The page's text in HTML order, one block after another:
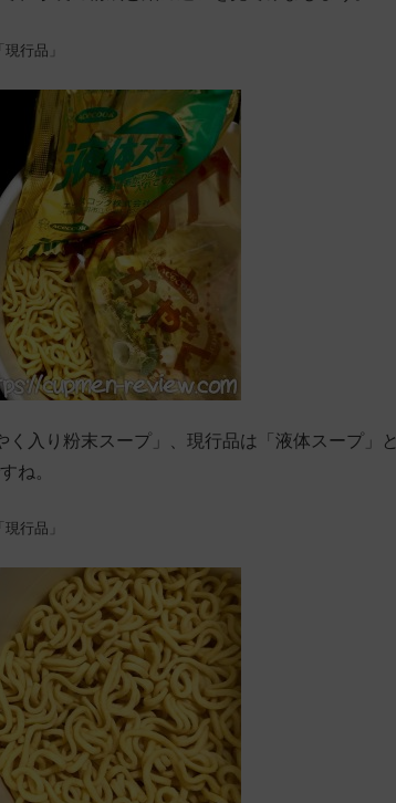
行品」
入り粉末スープ」、現行品は「液体スープ」と
ね。
行品」